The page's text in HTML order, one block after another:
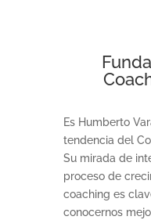
Es Humberto
tendencia del
Su mirada de
proceso de
coaching es
conocernos